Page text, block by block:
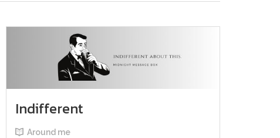
Indifferent
Around me